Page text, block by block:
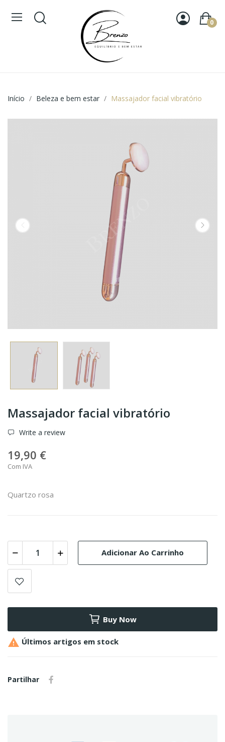
0
Início Beleza e bem estar Massajador facial vibratório
Massajador facial vibratório
Write a review
19,90 €
Com IVA
Quartzo rosa
Adicionar Ao Carrinho
Buy Now
 Últimos artigos em stock
Partilhar